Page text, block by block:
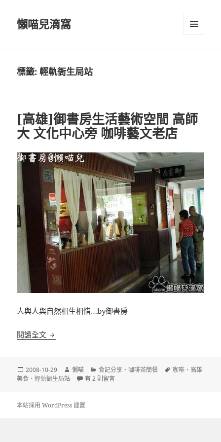
懶喵兒滴窩
標籤:輕軌衙生局站
[高雄]御書房生活藝術空間 高師
大 文化中心旁 咖啡藝文老店
人與人與自然相生相惜…by御書房
閱讀全文 [高雄]御書房生活藝術空間 高師大 文化中心旁 咖啡
發
佈
2008-10-29
作
者
懶喵
分
類
食記分享 、 咖啡茶簡餐
標
咖啡 、高雄
美食 、輕軌衙生局站 在〈[高雄]御書房生活藝術空間 高師大 文化中心旁
有 2 則留言
本站採用 WordPress 建置